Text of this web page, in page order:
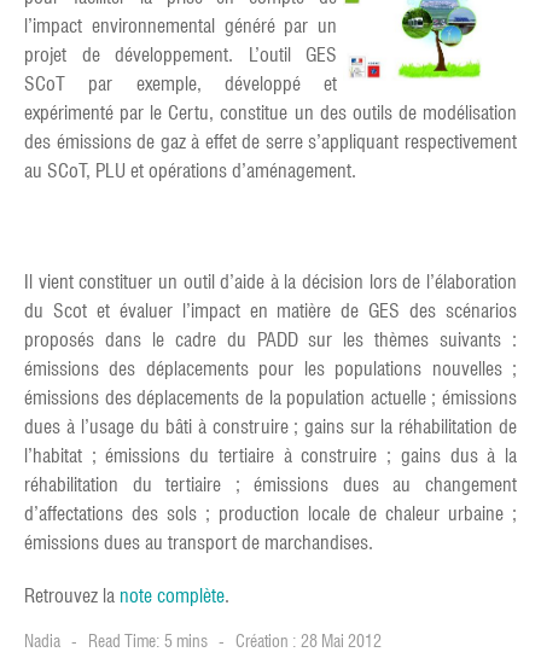
l’impact environnemental généré par un
projet de développement. L’outil GES
SCoT par exemple, développé et
expérimenté par le Certu, constitue un des outils de modélisation
des émissions de gaz à effet de serre s’appliquant respectivement
au SCoT, PLU et opérations d’aménagement.
Il vient constituer un outil d’aide à la décision lors de l’élaboration
du Scot et évaluer l’impact en matière de GES des scénarios
proposés dans le cadre du PADD sur les thèmes suivants :
émissions des déplacements pour les populations nouvelles ;
émissions des déplacements de la population actuelle ; émissions
dues à l’usage du bâti à construire ; gains sur la réhabilitation de
l’habitat ; émissions du tertiaire à construire ; gains dus à la
réhabilitation du tertiaire ; émissions dues au changement
d’affectations des sols ; production locale de chaleur urbaine ;
émissions dues au transport de marchandises.
Retrouvez la note complète.
Nadia Read Time: 5 mins Création : 28 Mai 2012